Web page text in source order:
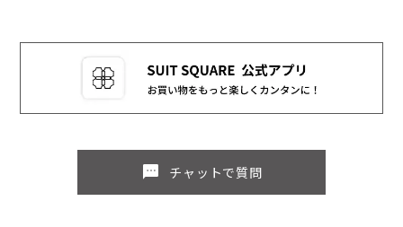
sms チャットで質問